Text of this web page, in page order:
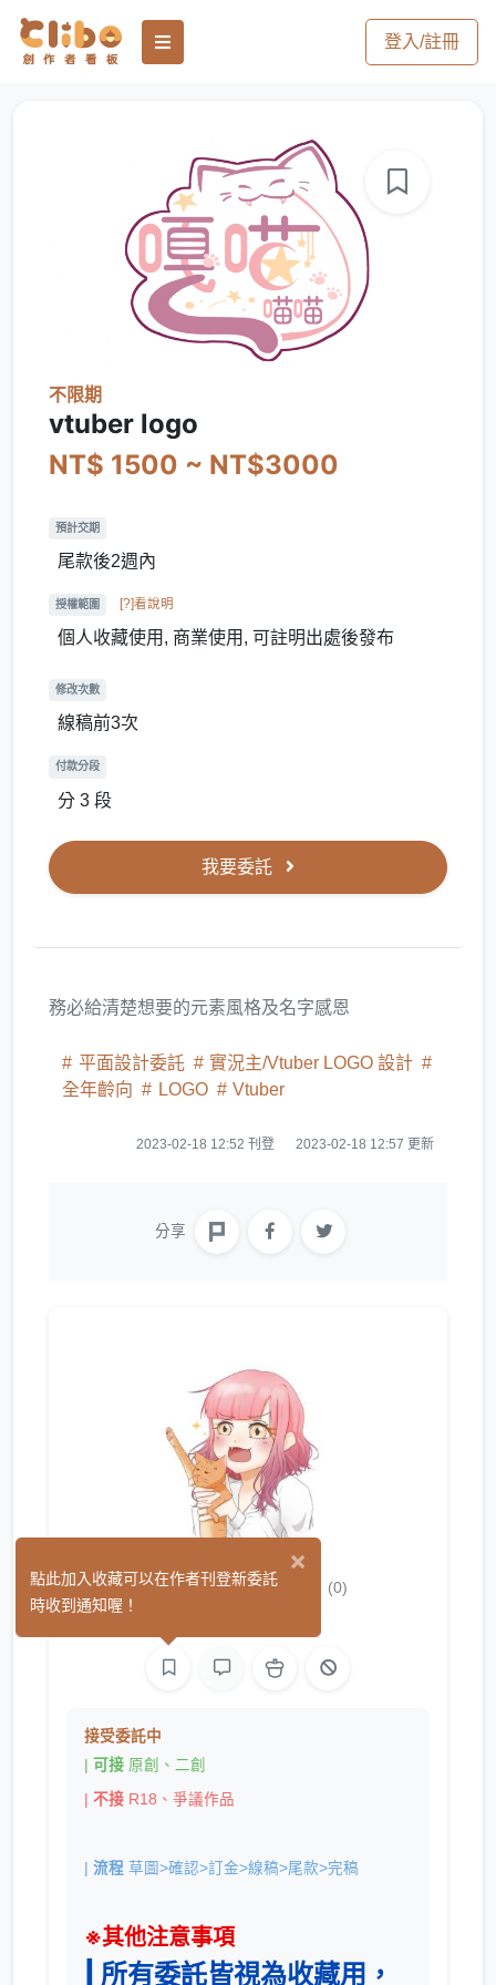
登入/註冊
不限期
vtuber logo
NT$ 1500 ~ NT$3000
預計交期
尾款後2週內
授權範圍 [?]看說明
個人收藏使用, 商業使用, 可註明出處後發布
修改次數
線稿前3次
付款分段
分 3 段
我要委託
務必給清楚想要的元素風格及名字感恩
平面設計委託
實況主/Vtuber LOGO 設計
全年齡向
LOGO Vtuber
2023-02-18 12:52 刊登 2023-02-18 12:57 更新
分享
嘎喵gameow (0)
接受委託中
可接 原創、二創
不接 R18、爭議作品
流程 草圖>確認>訂金>線稿>尾款>完稿
※其他注意事項
| 所有委託皆視為收藏用，
×
點此加入收藏可以在作者刊登新委託
時收到通知喔！